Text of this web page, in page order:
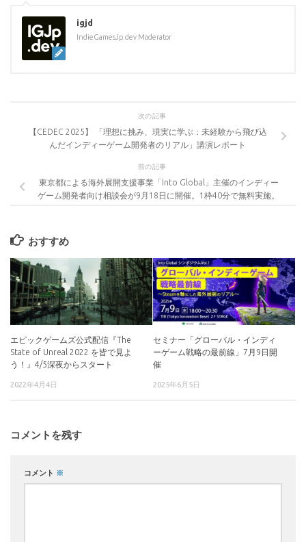
igjd
IndieGamesJp.dev Moderator
次の記事
【CEDEC 2025】 「理想に挑み、現実に学ぶ：未経験から飛び込
んだインディーゲーム開発者のリアル」講演レポート
前の記事
東京都による海外展開支援事業「Into Global」主催のインディー
ゲーム開発者向け相談会が9月18日に開催。1枠40分で無料実施。
おすすめ
エピックゲームズ公式配信『The
State of Unreal 2022 を皆で見よ
う！』4/5深夜からスタート
2022年4月4日
セミナー「グローバル・インディ
ーゲーム戦略の最前線」7月9日開
催
2025年6月5日
コメントを残す
コメント ※